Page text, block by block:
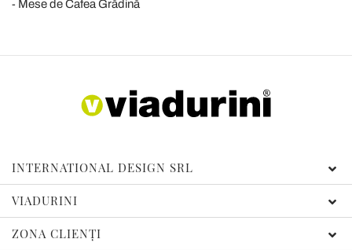
Mese de Cafea Grădină
INTERNATIONAL DESIGN SRL
VIADURINI
ZONA CLIENȚI